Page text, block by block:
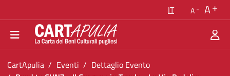
Vai al menu di navigazione
Vai ai contenuti
Vai al footer
IT A A
Ti trovi in:
CartApulia Eventi
Dettaglio Evento